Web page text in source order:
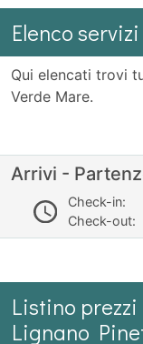
Elenco
Qui elencati trovi
Verde Mare.
Arrivi -
Check-in:
Check-out:
Listino
Lignano